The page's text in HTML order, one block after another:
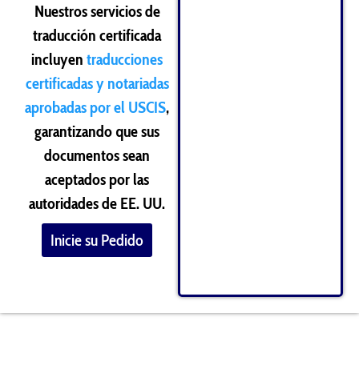
Nuestros servicios de
traducción certificada
incluyentraducciones
certificadas y notariadas
aprobadas por el USCIS,
garantizando que sus
documentos sean
aceptados por las
autoridades de EE. UU.
Inicie su Pedido